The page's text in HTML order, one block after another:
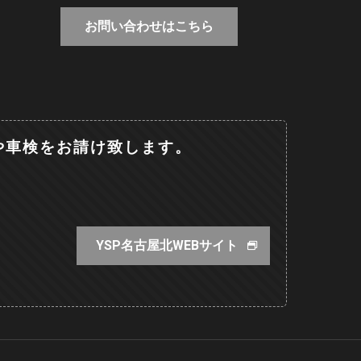
お問い合わせはこちら
検をお請け致します。
YSP名古屋北WEBサイト